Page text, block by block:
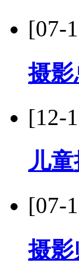
[07-
摄
[12-
儿
[07-
摄影